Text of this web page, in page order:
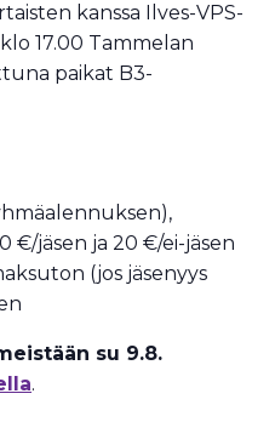
kanssa Ilves-VPS-
17.00 Tammelan
paikat B3-
€/jäsen ja 20 €/ei-jäsen
(jos jäsenyys
su 9.8.
.